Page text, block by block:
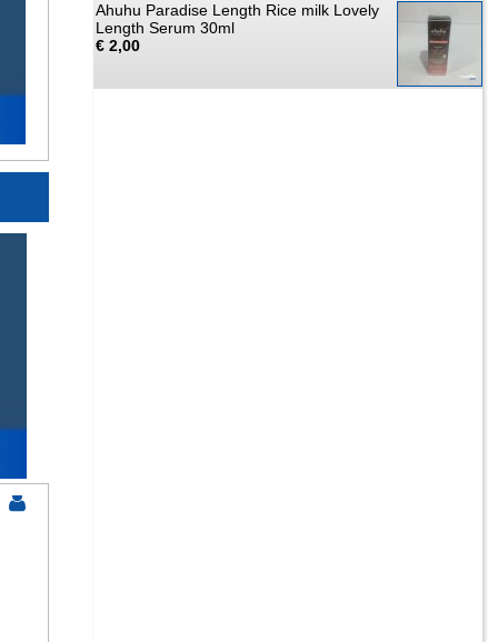
Ahuhu Paradise Length Rice milk Lovely
Length Serum 30ml
€ 2,00